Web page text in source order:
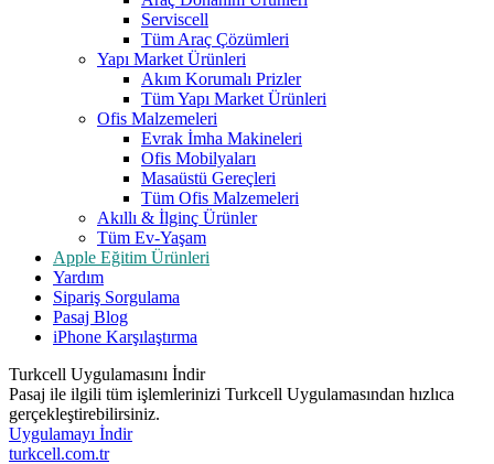
Serviscell
Tüm Araç Çözümleri
Yapı Market Ürünleri
Akım Korumalı Prizler
Tüm Yapı Market Ürünleri
Ofis Malzemeleri
Evrak İmha Makineleri
Ofis Mobilyaları
Masaüstü Gereçleri
Tüm Ofis Malzemeleri
Akıllı & İlginç Ürünler
Tüm Ev-Yaşam
Apple Eğitim Ürünleri
Yardım
Sipariş Sorgulama
Pasaj Blog
iPhone Karşılaştırma
Turkcell Uygulamasını İndir
Pasaj ile ilgili tüm işlemlerinizi Turkcell Uygulamasından hızlıca
gerçekleştirebilirsiniz.
Uygulamayı İndir
turkcell.com.tr